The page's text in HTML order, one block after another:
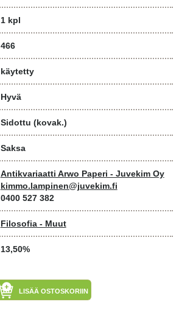
1 kpl
466
käytetty
Hyvä
Sidottu (kovak.)
Saksa
Antikvariaatti Arwo Paperi - Juvekim Oy
kimmo.lampinen@juvekim.fi
0400 527 382
Filosofia - Muut
13,50%
LISÄÄ OSTOSKORIIN